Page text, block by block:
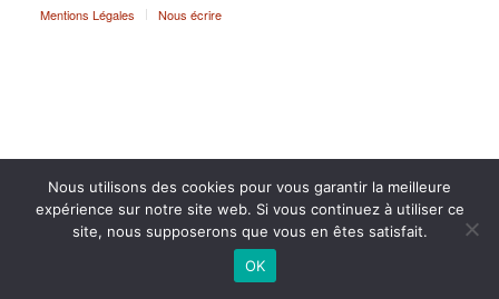
Mentions Légales
Nous écrire
Nous utilisons des cookies pour vous garantir la meilleure
expérience sur notre site web. Si vous continuez à utiliser ce
site, nous supposerons que vous en êtes satisfait.
OK